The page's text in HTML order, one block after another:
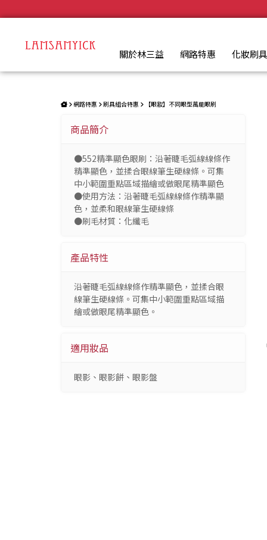
關於林三益 網路特惠 化妝刷具
網路特惠 刷具組合特惠 【眼妝】不同眼型萬能眼刷
商品簡介
●552精準顯色眼刷：沿著睫毛弧線線條作
精準顯色，並揉合眼線筆生硬線條。可集
中小範圍重點區域描繪或做眼尾精準顯色
●使用方法：沿著睫毛弧線線條作精準顯
色，並柔和眼線筆生硬線條
●刷毛材質：化纖毛
產品特性
沿著睫毛弧線線條作精準顯色，並揉合眼
線筆生硬線條。可集中小範圍重點區域描
繪或做眼尾精準顯色。
適用妝品
眼影、眼影餅、眼影盤